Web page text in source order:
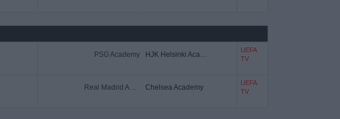
PSG Academy HJK Helsinki Academy
UEFA
TV
Real Madrid Academy Chelsea Academy
UEFA
TV